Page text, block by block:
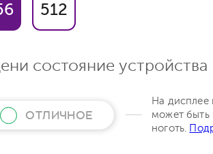
512
состояние устройства
ОТЛИЧНОЕ
На дисплее
может быть
ноготь.